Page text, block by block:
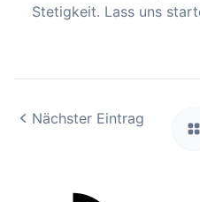
Stetigkeit. Lass uns
Nächster Eintrag